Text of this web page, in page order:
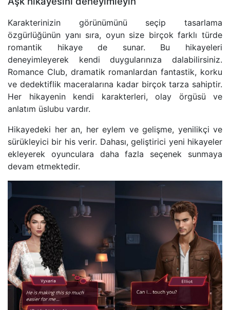
Karakterinizin görünümünü seçip tasarlama
özgürlüğünün yanı sıra, oyun size birçok farklı türde
romantik hikaye de sunar. Bu hikayeleri
deneyimleyerek kendi duygularınıza dalabilirsiniz.
Romance Club, dramatik romanlardan fantastik, korku
ve dedektiflik maceralarına kadar birçok tarza sahiptir.
Her hikayenin kendi karakterleri, olay örgüsü ve
anlatım üslubu vardır.
Hikayedeki her an, her eylem ve gelişme, yenilikçi ve
sürükleyici bir his verir. Dahası, geliştirici yeni hikayeler
ekleyerek oyunculara daha fazla seçenek sunmaya
devam etmektedir.